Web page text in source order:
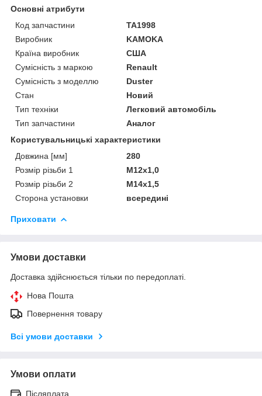
Основні атрибути
Код запчастини
TA1998
Виробник
KAMOKA
Країна виробник
США
Сумісність з маркою
Renault
Сумісність з моделлю
Duster
Стан
Новий
Тип техніки
Легковий автомобіль
Тип запчастини
Аналог
Користувальницькі характеристики
Довжина [мм]
280
Розмір різьби 1
M12x1,0
Розмір різьби 2
M14x1,5
Сторона установки
всередині
Приховати
Умови доставки
Доставка здійснюється тільки по передоплаті.
Нова Пошта
Повернення товару
Всі умови доставки
Умови оплати
Післяплата